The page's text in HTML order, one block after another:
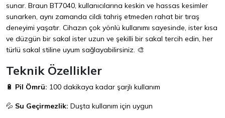
sunar. Braun BT7040, kullanıcılarına keskin ve hassas kesimler
sunarken, aynı zamanda cildi tahriş etmeden rahat bir tıraş
deneyimi yaşatır. Cihazın çok yönlü kullanımı sayesinde, ister kısa
ve düzgün bir sakal ister uzun ve şekilli bir sakal tercih edin, her
türlü sakal stiline uyum sağlayabilirsiniz. 🎨
Teknik Özellikler
🔋 Pil Ömrü: 100 dakikaya kadar şarjlı kullanım
💦 Su Geçirmezlik: Duşta kullanım için uygun